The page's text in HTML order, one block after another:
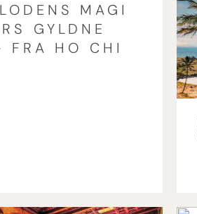
MAGI
GYLDNE
FRA HO CHI